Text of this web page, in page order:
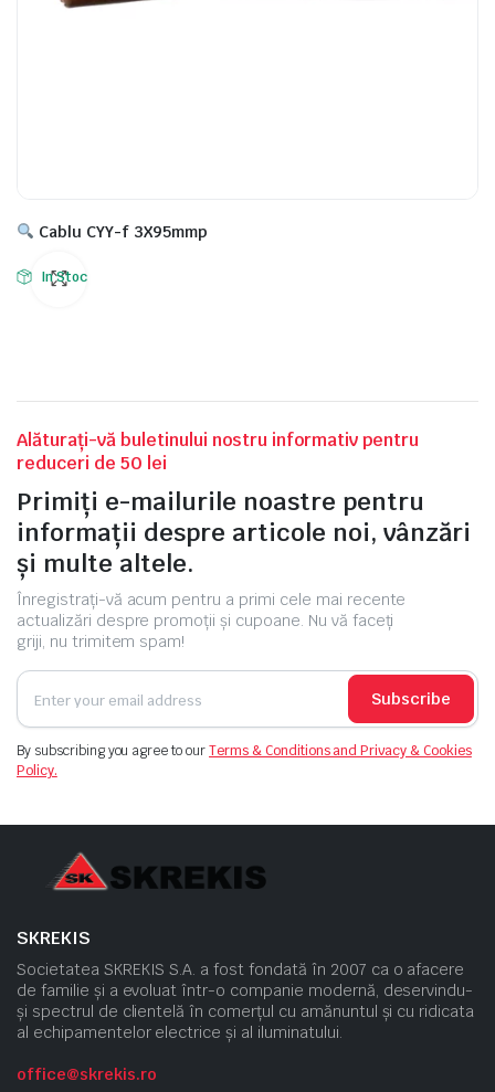
Cablu CYY-f 3X95mmp
In Stoc
Alăturați-vă buletinului nostru informativ pentru
reduceri de 50 lei
Primiți e-mailurile noastre pentru
informații despre articole noi, vânzări
și multe altele.
Înregistrați-vă acum pentru a primi cele mai recente
actualizări despre promoții și cupoane. Nu vă faceți
griji, nu trimitem spam!
Subscribe
By subscribing you agree to ourTerms & Conditions and Privacy & Cookies
Policy.
SKREKIS
Societatea SKREKIS S.A. a fost fondată în 2007 ca o afacere
de familie și a evoluat într-o companie modernă, deservindu-
și spectrul de clientelă în comerțul cu amănuntul și cu ridicata
al echipamentelor electrice și al iluminatului.
office@skrekis.ro